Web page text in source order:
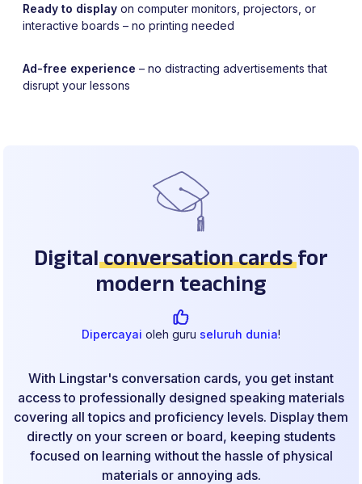
Ready to display on computer monitors, projectors, or
interactive boards – no printing needed
Ad-free experience – no distracting advertisements that
disrupt your lessons
Digitalconversation cardsfor
modern teaching
Dipercayai oleh guru seluruh dunia!
With Lingstar's conversation cards, you get instant
access to professionally designed speaking materials
covering all topics and proficiency levels. Display them
directly on your screen or board, keeping students
focused on learning without the hassle of physical
materials or annoying ads.